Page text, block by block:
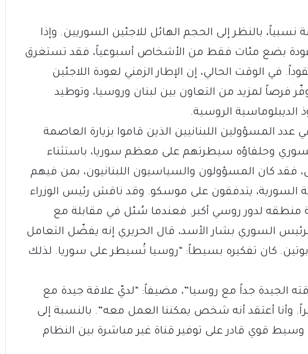
نسبياً، بالنظر إلى الحجم الهائل للاجئين السوريين. وإذا
عودة بضع مئات فقط من الأشخاص أسبوعياً، فقد تستغرق
في الوقت الحالي، إن الإطار الزمني لعودة اللاجئين
فرصاً لمزيد من التعاون بين لبنان وروسيا، وتوطيد
الديبلوماسية الروسية.
المسؤولين اللبنانيين الذين قاموا بزيارة العاصمة
وحلفاؤه سيطرتهم على معظم سوريا، باستثناء
فقد كان المسؤولون والسياسيون اللبنانيون، بمن فيهم
السورية، يتدفقون على موسكو. وقد ناقش رئيس الوزراء
منطقه لدور روسي أكبر. فعندما سُئل في مقابلة مع
السوري بشار الأسد، قال الحريري إنه يفضّل التعامل
كان تفكيره بسيطاً: “روسيا تُسيطر على سوريا. لذلك
الجيدة جداً مع روسيا”، مضيفاً: “لديّ علاقة جيدة مع
وأنا أعتقد أنه شخص يمكننا العمل معه”. بالنسبة إلى
وسيط قوي قادر على توفير قناة غير مباشرة بين النظام